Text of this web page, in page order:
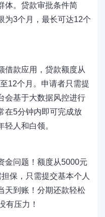
体。贷款审批条件简
为3个月，最长可达12个
借款应用，贷款额度从
12个月。申请者只需提
会基于大数据风控进行
在5分钟内即可完成放
人和白领。
金问题！额度从5000元
保，只需提交基本个人
天到账！分期还款轻松
有压力！